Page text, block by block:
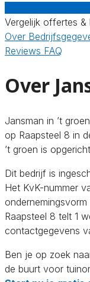
Vergelijk offertes
Over
Reviews FAQ
Over
Jansman in ’t
op Raapsteel 8 in
’t groen is
Dit bedrijf is
Het KvK-nummer
Raapsteel 8 telt 1
contactgegevens
Ben je op zoek
de buurt voor